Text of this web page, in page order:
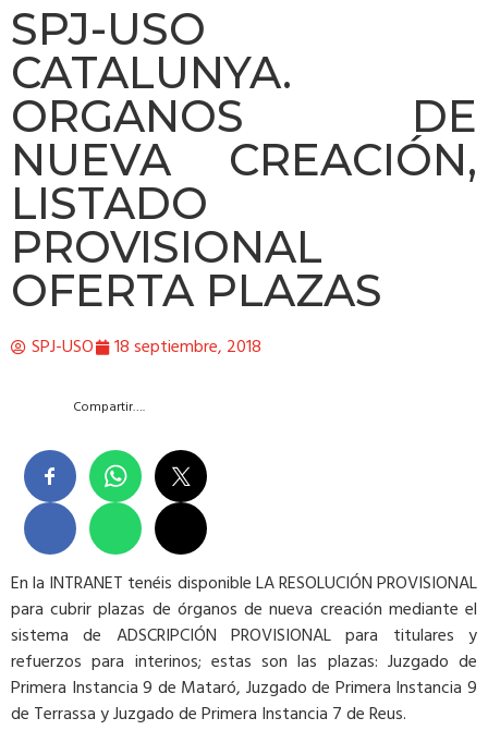
SPJ-USO
CATALUNYA.
ORGANOS DE
NUEVA CREACIÓN,
LISTADO
PROVISIONAL
OFERTA PLAZAS
SPJ-USO 18 septiembre, 2018
Compartir….
En la INTRANET tenéis disponible LA RESOLUCIÓN PROVISIONAL
para cubrir plazas de órganos de nueva creación mediante el
sistema de ADSCRIPCIÓN PROVISIONAL para titulares y
refuerzos para interinos; estas son las plazas: Juzgado de
Primera Instancia 9 de Mataró, Juzgado de Primera Instancia 9
de Terrassa y Juzgado de Primera Instancia 7 de Reus.